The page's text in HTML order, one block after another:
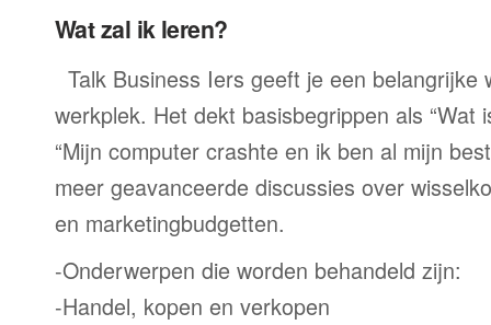
Wat zal ik leren?
Talk Business Iers geeft je een belangrijke
werkplek. Het dekt basisbegrippen als “Wat
“Mijn computer crashte en ik ben al mijn
meer geavanceerde discussies over
en marketingbudgetten.
-Onderwerpen die worden behandeld zijn:
-Handel, kopen en verkopen